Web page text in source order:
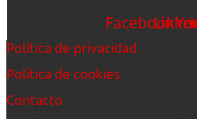
Facebook
Política de privacidad
Política de cookies
Contacto